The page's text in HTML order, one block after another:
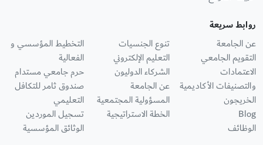
روابط سريعة
عن الجامعة
التقويم الجامعي
الاعتمادات
والتصنيفات الأكاديمية
الخريجون
Blog
الوظائف
تنوع الجنسيات
التعليم الإلكتروني
الشركاء الدوليون
عن الجامعة
المسؤولية المجتمعية
الخطة الاستراتيجية
التخطيط المؤسسي و
الفعالية
حرم جامعي مستدام
صندوق ثامر للتكافل
التعليمي
تسجيل الموردين
الوثائق المؤسسية